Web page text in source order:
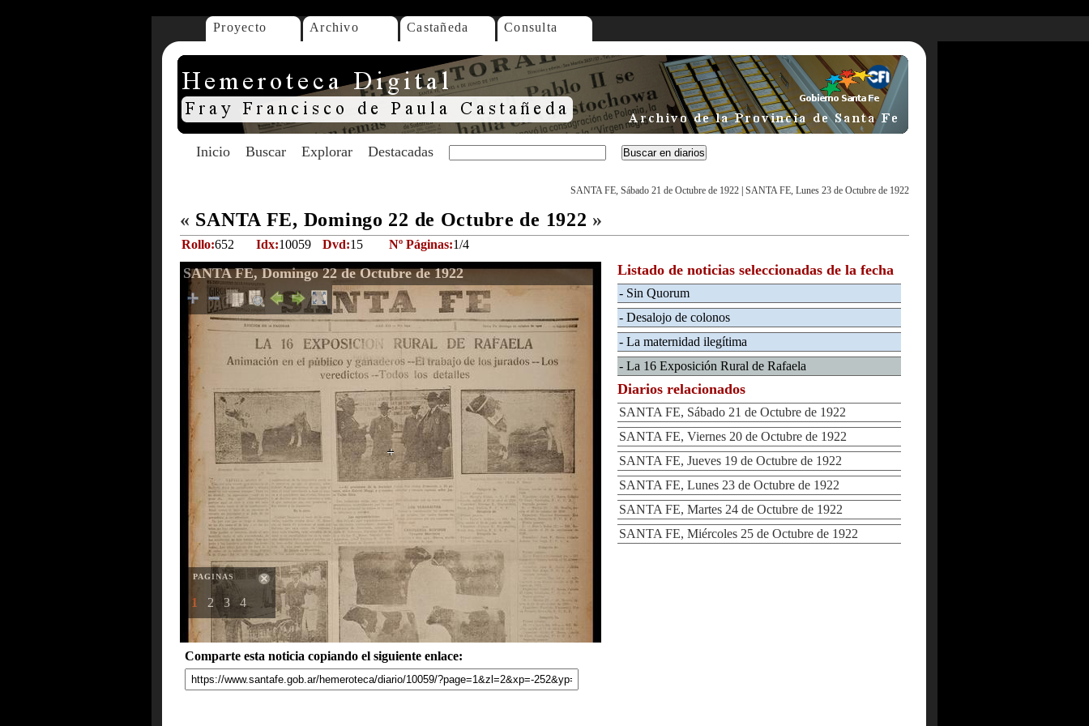
Proyecto Archivo Castañeda Consulta
Inicio Buscar Explorar Destacadas
SANTA FE, Sábado 21 de Octubre de 1922 SANTA FE, Lunes 23 de Octubre de 1922
« SANTA FE, Domingo 22 de Octubre de 1922 »
Rollo:652 Idx:10059 Dvd:15 Nº Páginas:1/4
SANTA FE, Domingo 22 de Octubre de 1922
PAGINAS
1 2 3 4
Comparte esta noticia copiando el siguiente enlace:
Listado de noticias seleccionadas de la fecha
- Sin Quorum
- Desalojo de colonos
- La maternidad ilegítima
- La 16 Exposición Rural de Rafaela
Diarios relacionados
SANTA FE, Sábado 21 de Octubre de 1922
SANTA FE, Viernes 20 de Octubre de 1922
SANTA FE, Jueves 19 de Octubre de 1922
SANTA FE, Lunes 23 de Octubre de 1922
SANTA FE, Martes 24 de Octubre de 1922
SANTA FE, Miércoles 25 de Octubre de 1922